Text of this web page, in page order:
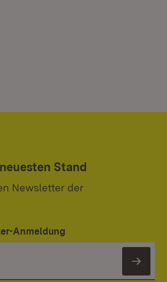
Stand
Newsletter der
Anmeldung